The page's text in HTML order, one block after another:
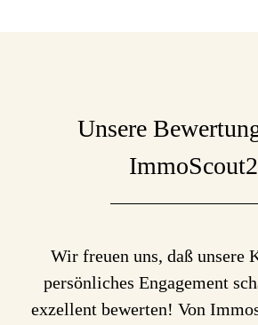
Unsere
Wir freuen uns, daß unsere
persönliches Engagement
exzellent bewerten! Von